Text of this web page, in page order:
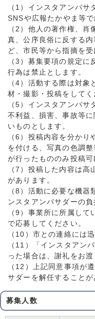
（1）インスタアンバ
SNSや広報たかやま等で
（2）他人の著作権、
真、公序良俗に反する
ど、市民等から指摘を
（3）募集要項の規定に
行為は禁止とします。
（4）活動する際は対象
材・撮影・投稿をしてく
（5）インスタアンバサ
不利益、損害、事故等
いものとします。
（6）投稿内容を分か
を付ける、写真の色調
が行ったもののみ投稿可
（7）投稿した内容は
があります。
（8）活動に必要な機器
ンスタアンバサダーの負
（9）事業所に所属し
で応募してください。
（10）市との連絡には
（11）「インスタアン
った場合は、謝礼をお
（12）上記同意事項が
サダーを解任することが
募集人数